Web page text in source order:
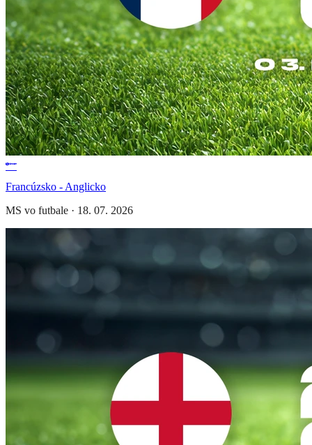
Francúzsko - Anglicko
MS vo futbale · 18. 07. 2026